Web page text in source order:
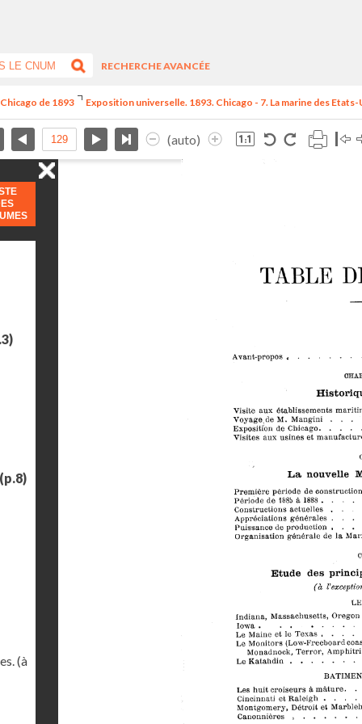
RECHERCHE AVANCÉE
de 1893 Exposition universelle. 1893. Chicago - 7. La marine des Etats-
(auto)
(à